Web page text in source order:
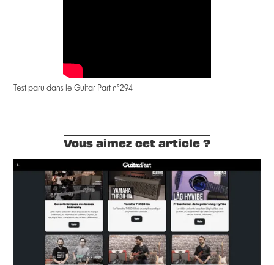
Test paru dans le Guitar Part n°294
Vous aimez cet article ?